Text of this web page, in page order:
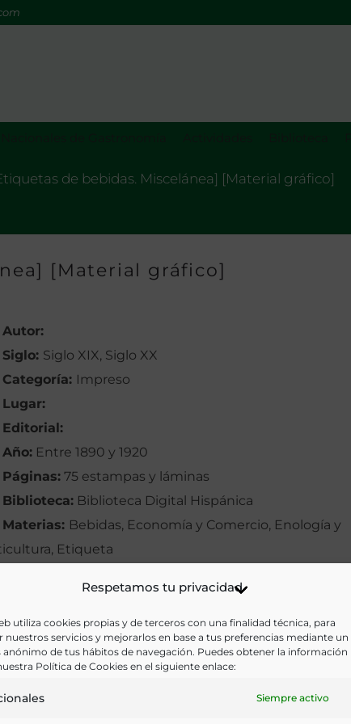
Respetamos tu privacidad
utiliza cookies propias y de terceros con una finalidad técnica, para
nuestros servicios y mejorarlos en base a tus preferencias mediante un
anónimo de tus hábitos de navegación. Puedes obtener la información
Política de Cookies en el siguiente enlace:
Siempre activo
de bebidas. Miscelánea] [Material gráfico]
[Material gráfico]
Autor:
Siglo: Siglo XIX, Siglo XX
Categoría: Impreso
Lugar:
Editorial:
Año: Entre 1890 y 1920
Páginas: 75 estampas y láminas
Biblioteca: Biblioteca Digital Hispánica
Materias: Bebidas, Economía y Comercio, Enología y
Etiqueta
Etiqueta, Imágenes, Licores, Mostos, Ron, Vinos
Idioma:
Ir a versión electrónica